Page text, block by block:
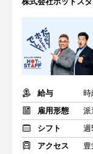
給与
時
雇用形態
派
シフト
週
アクセス
豊